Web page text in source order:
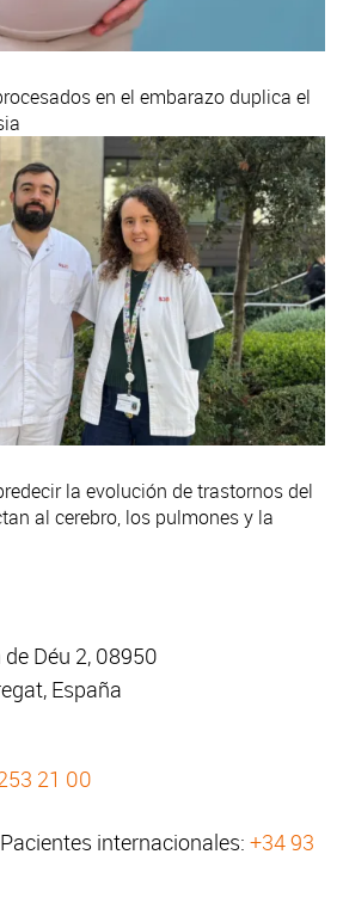
en el embarazo duplica el
la evolución de trastornos del
al cerebro, los pulmones y la
Déu 2, 08950
España
21 00
internacionales: +34 93